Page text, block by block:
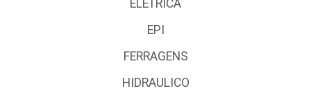
ELETRICA
EPI
FERRAGENS
HIDRAULICO